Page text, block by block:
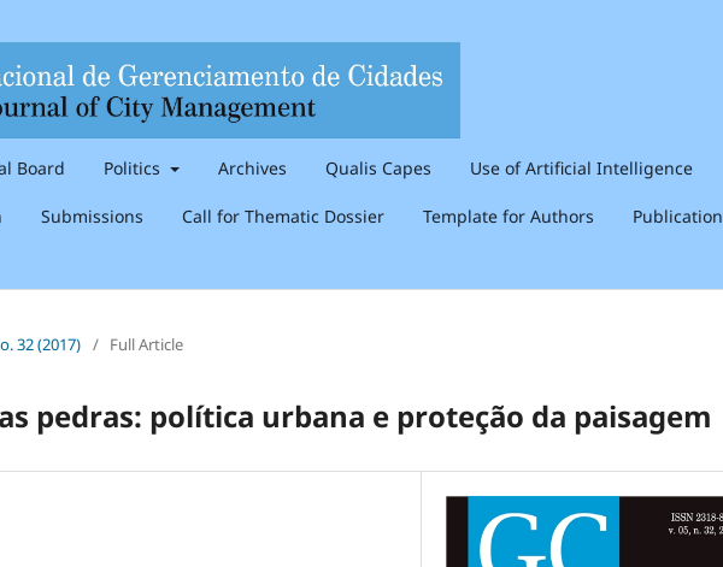
Board Politics Archives Qualis Capes Use of Artificial Intelligence
Submissions Call for Thematic Dossier Template for Authors Publication
32 (2017) / Full Article
pedras: política urbana e proteção da paisagem